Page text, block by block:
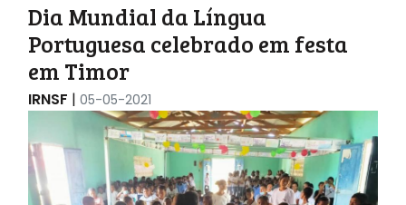
Dia Mundial da Língua
Portuguesa celebrado em festa
em Timor
IRNSF | 05-05-2021